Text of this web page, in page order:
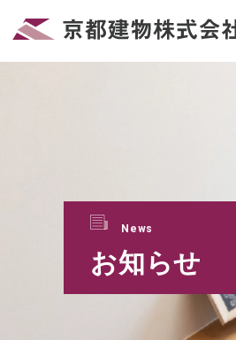
News
お知らせ